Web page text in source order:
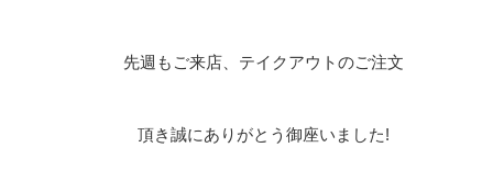
先週もご来店、テイクアウトのご注文
頂き誠にありがとう御座いました!